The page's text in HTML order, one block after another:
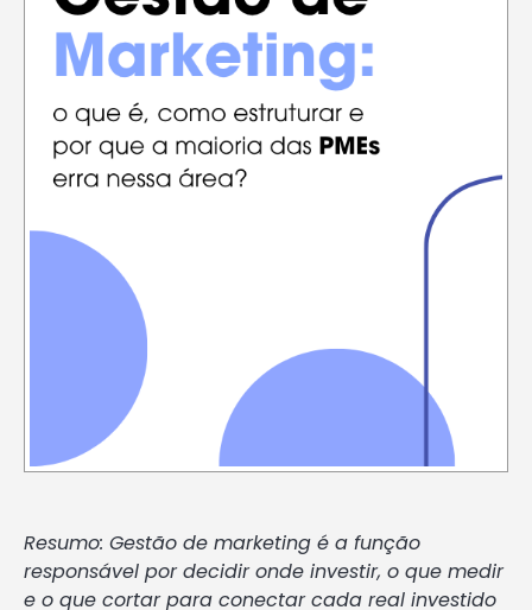
Resumo: Gestão de marketing é a função
responsável por decidir onde investir, o que medir
e o que cortar para conectar cada real investido